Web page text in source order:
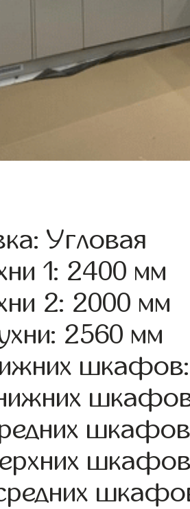
Угловая
1: 2400 мм
2: 2000 мм
2560 мм